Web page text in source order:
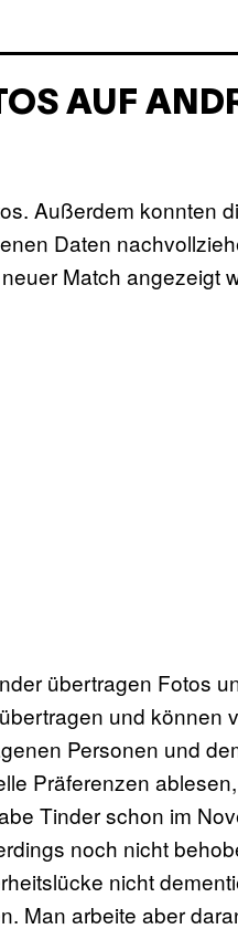
AUF
Außerdem konnten
Daten
Match angezeigt
übertragen Fotos
und können
Personen und
Präferenzen
Tinder schon im
noch nicht
nicht
Man arbeite aber